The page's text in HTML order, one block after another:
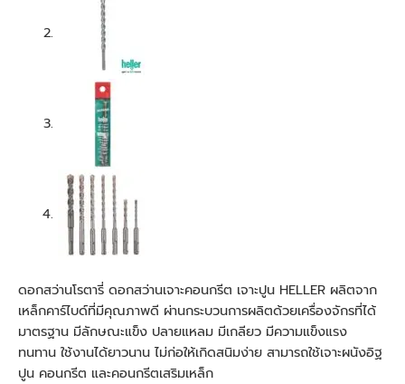
ดอกสว่านโรตารี่ ดอกสว่านเจาะคอนกรีต เจาะปูน HELLER ผลิตจาก
เหล็กคาร์ไบด์ที่มีคุณภาพดี ผ่านกระบวนการผลิตด้วยเครื่องจักรที่ได้
มาตรฐาน มีลักษณะแข็ง ปลายแหลม มีเกลียว มีความแข็งแรง
ทนทาน ใช้งานได้ยาวนาน ไม่ก่อให้เกิดสนิมง่าย สามารถใช้เจาะผนังอิฐ
ปูน คอนกรีต และคอนกรีตเสริมเหล็ก